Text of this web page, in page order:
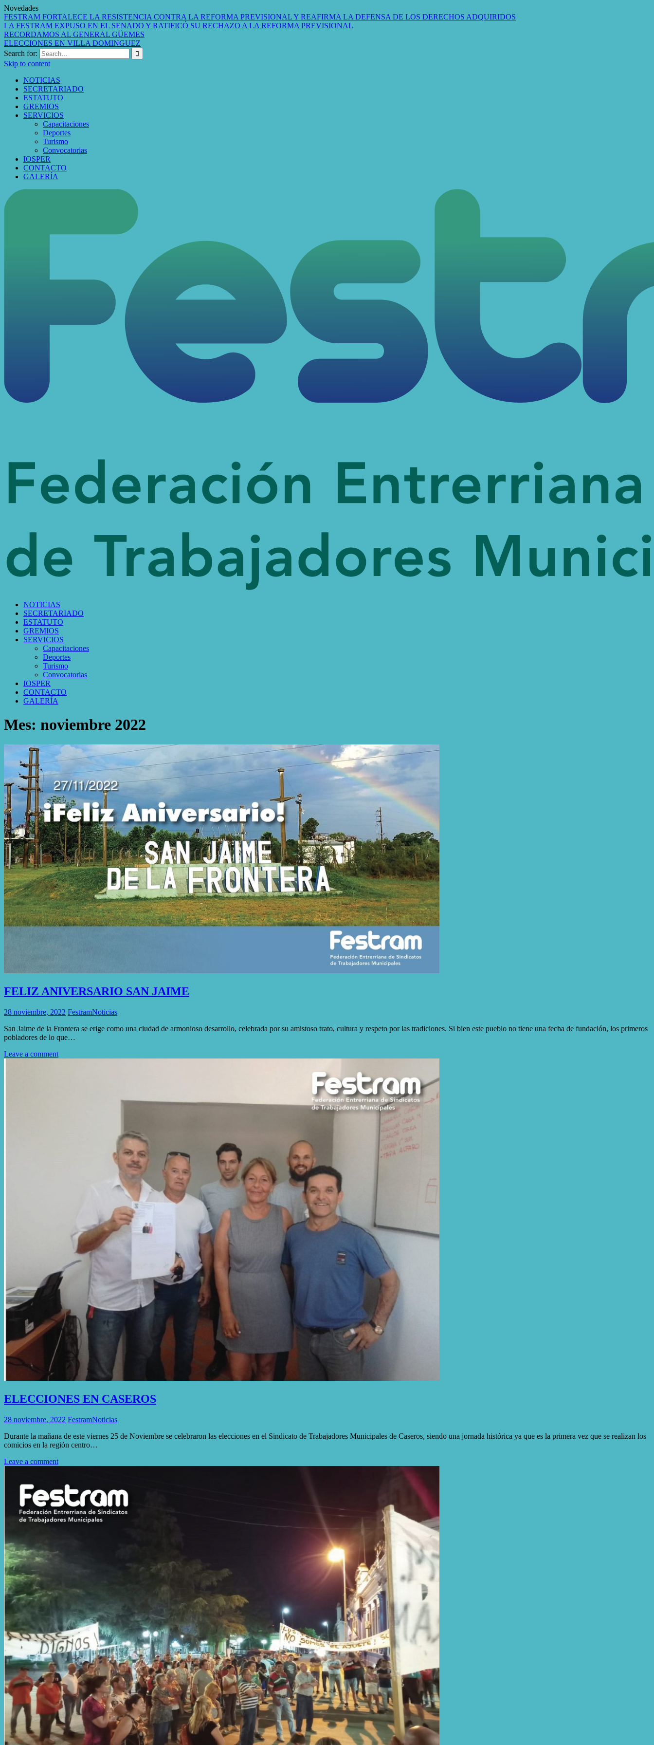
Novedades
FESTRAM FORTALECE LA RESISTENCIA CONTRA LA REFORMA PREVISIONAL Y REAFIRMA LA DEFENSA DE LOS DERECHOS ADQUIRIDOS
LA FESTRAM EXPUSO EN EL SENADO Y RATIFICÓ SU RECHAZO A LA REFORMA PREVISIONAL
RECORDAMOS AL GENERAL GÜEMES
ELECCIONES EN VILLA DOMINGUEZ
Search for:
Skip to content
NOTICIAS
SECRETARIADO
ESTATUTO
GREMIOS
SERVICIOS
Capacitaciones
Deportes
Turismo
Convocatorias
IOSPER
CONTACTO
GALERÍA
NOTICIAS
SECRETARIADO
ESTATUTO
GREMIOS
SERVICIOS
Capacitaciones
Deportes
Turismo
Convocatorias
IOSPER
CONTACTO
GALERÍA
Mes: noviembre 2022
FELIZ ANIVERSARIO SAN JAIME
28 noviembre, 2022 FestramNoticias
San Jaime de la Frontera se erige como una ciudad de armonioso desarrollo, celebrada por su amistoso trato, cultura y respeto por las tradiciones. Si bien este pueblo no tiene una fecha de fundación, los primeros
pobladores de lo que…
Leave a comment
ELECCIONES EN CASEROS
28 noviembre, 2022 FestramNoticias
Durante la mañana de este viernes 25 de Noviembre se celebraron las elecciones en el Sindicato de Trabajadores Municipales de Caseros, siendo una jornada histórica ya que es la primera vez que se realizan los
comicios en la región centro…
Leave a comment